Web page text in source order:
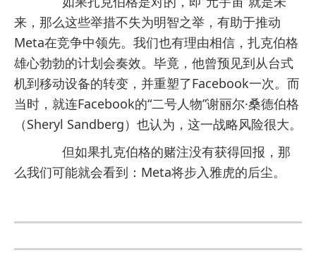
来，那么这些举措不失为明智之举，有助于推动
Meta在竞争中领先。我们也有理由相信，扎克伯格
雄心勃勃的计划会奏效。毕竟，他曾预见到从台式
机到移动设备的转变，并重塑了Facebook一次。而
当时，就连Facebook的“二号人物”谢丽尔·桑德伯格
（Sheryl Sandberg）也认为，这一战略风险很大。
但如果扎克伯格的赌注没有获得回报，那
么我们可能就会看到：Meta将步入雅虎的后尘。